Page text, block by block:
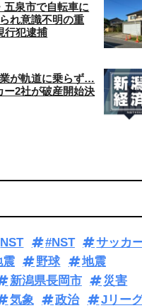
五泉市で自転車に
れ意識不明の重
行犯逮捕
が軌道に乗らず…
ー2社が破産開始決
NST #NST
サッカ
震 野球
地震
新潟県長岡市
災害
気象 政治 Jリー